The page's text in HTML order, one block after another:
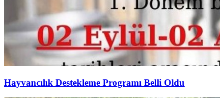
Hayvancılık Destekleme Programı Belli Oldu